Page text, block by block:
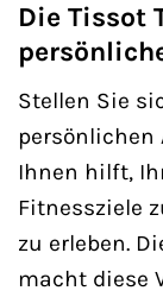
Die Tissot
Stellen Sie
persönlichen
Ihnen hilft,
Fitnessziele
zu erleben.
macht diese